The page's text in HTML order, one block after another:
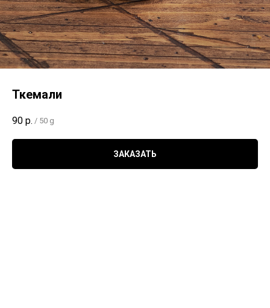
Ткемали
90 р. / 50 g
ЗАКАЗАТЬ